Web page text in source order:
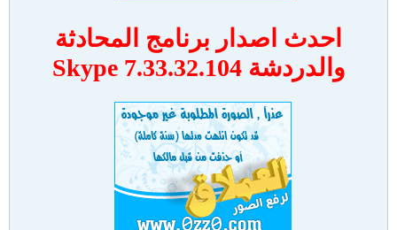
احدث اصدار برنامج المحادثة
والدردشة Skype 7.33.32.104